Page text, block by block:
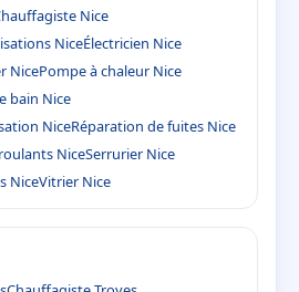
Nice
NiceÉlectricien Nice
NicePompe à chaleur Nice
bain Nice
NiceRéparation de fuites Nice
NiceSerrurier Nice
NiceVitrier Nice